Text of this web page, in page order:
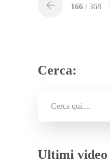
166 / 368
Cerca:
Ultimi video